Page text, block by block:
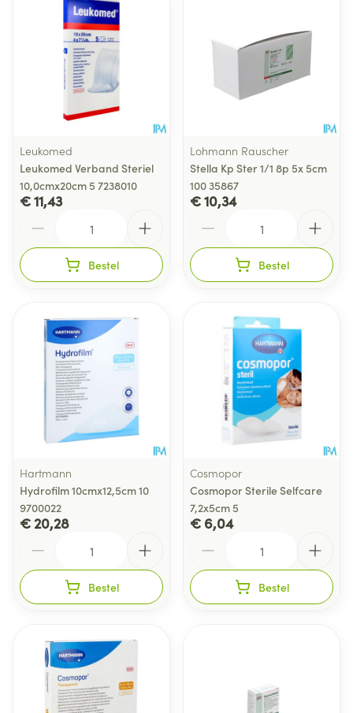
Leukomed
Leukomed Verband Steriel
10,0cmx20cm 5 7238010
€ 11,43
Bestel
Lohmann Rauscher
Stella Kp Ster 1/1 8p 5x 5cm
100 35867
€ 10,34
Bestel
Hartmann
Hydrofilm 10cmx12,5cm 10
9700022
€ 20,28
Bestel
Cosmopor
Cosmopor Sterile Selfcare
7,2x5cm 5
€ 6,04
Bestel